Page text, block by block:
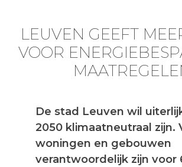
LEUVEN GEEFT
VOOR
De stad Leuven wil
2050 klimaatneutraal zijn.
woningen en gebouwen
verantwoordelijk zijn voor